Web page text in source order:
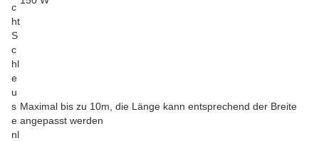
c
ht
S
c
hl
e
u
s
e
nl
Maximal bis zu 10m, die Länge kann entsprechend der Breite
angepasst werden